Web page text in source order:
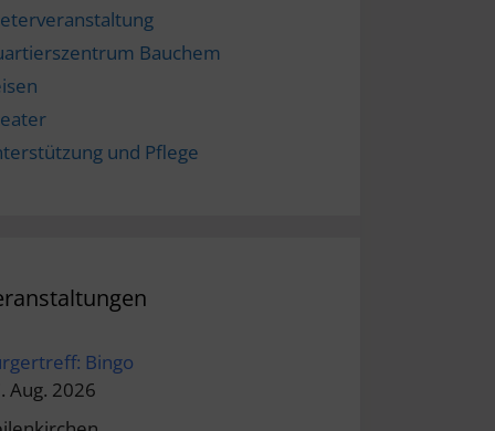
Bauchem
und Pflege
Bingo
Aug. 2026